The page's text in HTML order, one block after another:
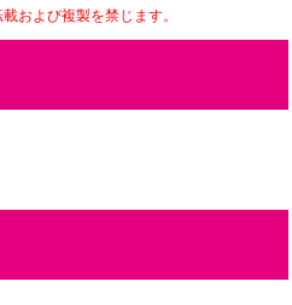
および複製を禁じます。